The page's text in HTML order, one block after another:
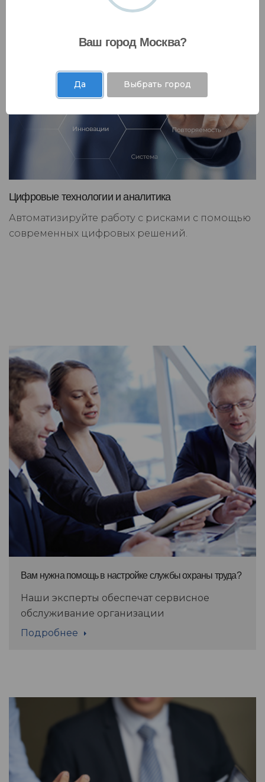
Цифровые технологии и аналитика
Автоматизируйте работу с рисками с помощью
современных цифровых решений.
Вам нужна помощь в настройке службы охраны труда?
Наши эксперты обеспечат сервисное
обслуживание организации
Подробнее
Ваш город Москва?
Да Выбрать город